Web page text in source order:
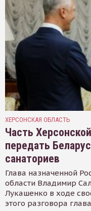
ХЕРСОНСКАЯ ОБЛАСТЬ
Часть
передать
санаториев
Глава назначенной
области Владимир
Лукашенко в ходе
этого разговора